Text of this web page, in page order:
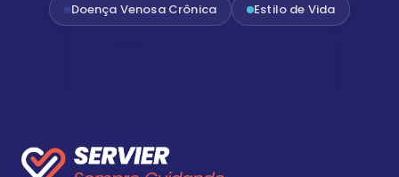
Doença Venosa Crônica
Estilo de Vida